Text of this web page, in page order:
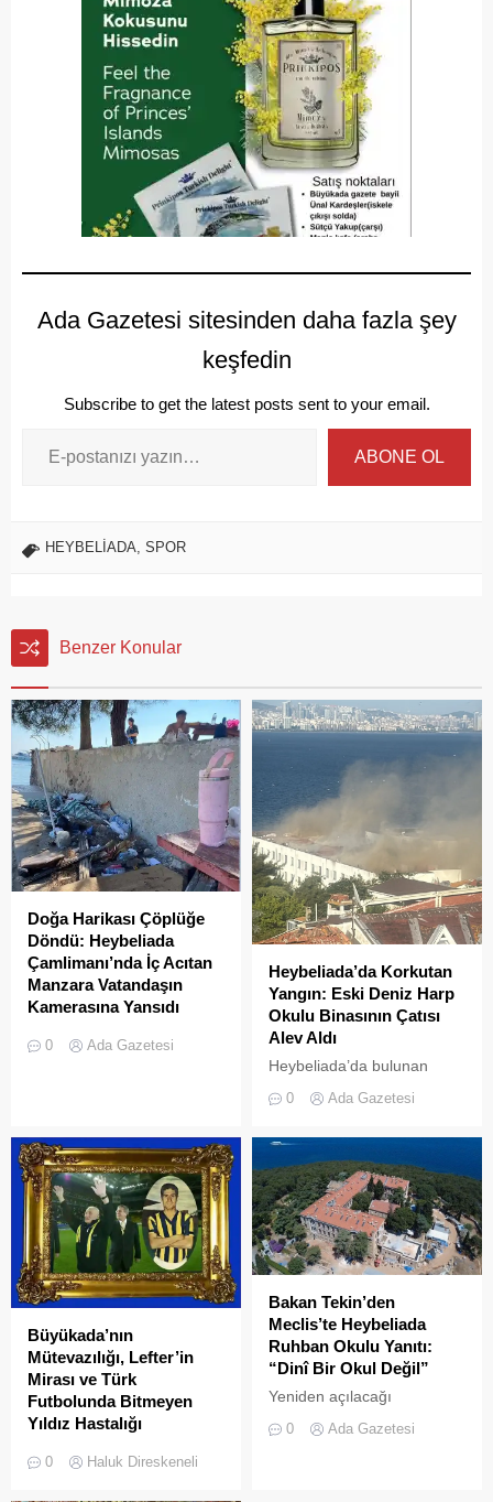
Ada Gazetesi sitesinden daha fazla şey
keşfedin
Subscribe to get the latest posts sent to your email.
ABONE OL
HEYBELİADA, SPOR
Benzer Konular
Doğa Harikası Çöplüğe
Döndü: Heybeliada
Çamlimanı’nda İç Acıtan
Manzara Vatandaşın
Kamerasına Yansıdı
Çamlimanı Koyu,
koyun her köşesinin çöple
dolduğu o anlar, bir
vatandaşın kamerasına
saniye saniye yansıdı.
Yeşille mavinin kucaklaştığı,
İstanbulluların nefes almak
için akın ettiği Heybeliada
Çamlimanı, bugünlerde
çevre felaketini andıran
kirliliğiyle gündemde. Bir
vatandaş tarafından...
0 Ada Gazetesi
Heybeliada’da Korkutan
Yangın: Eski Deniz Harp
Okulu Binasının Çatısı
Alev Aldı
Heybeliada’da bulunan
çatısında, tamirat
yoğun duman paniğe neden
olurken, itfaiye ekipleri
yangına hızla müdahale etti.
0 Ada Gazetesi
Büyükada’nın
Mütevazılığı, Lefter’in
Mirası ve Türk
Futbolunda Bitmeyen
Yıldız Hastalığı
yürürken insanın aklına
0 Haluk Direskeneli
Bakan Tekin’den
Meclis’te Heybeliada
Ruhban Okulu Yanıtı:
“Dinî Bir Okul Değil”
Yeniden açılacağı
kamuoyunda sıkça tartışılan
0 Ada Gazetesi